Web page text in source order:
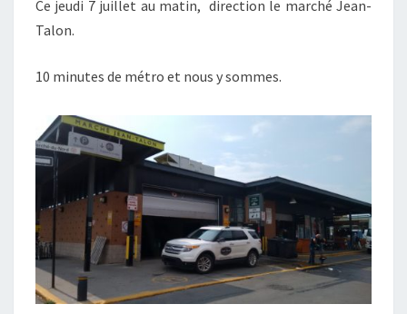
Ce jeudi 7 juillet au matin, direction le marché Jean-
Talon.
10 minutes de métro et nous y sommes.